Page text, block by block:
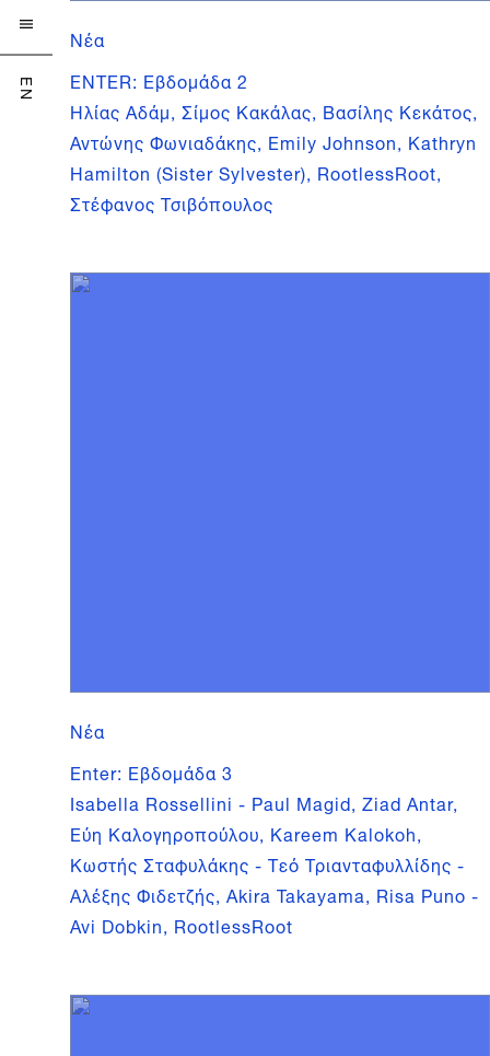

EN
Νέα
ENTER: Εβδομάδα 2
Ηλίας Αδάμ, Σίμος Κακάλας, Βασίλης Κεκάτος,
Αντώνης Φωνιαδάκης, Emily Johnson, Kathryn
Hamilton (Sister Sylvester), RootlessRoot,
Στέφανος Τσιβόπουλος
Νέα
Enter: Εβδομάδα 3
Isabella Rossellini - Paul Magid, Ziad Antar,
Εύη Καλογηροπούλου, Kareem Kalokoh,
Κωστής Σταφυλάκης - Τεό Τριανταφυλλίδης -
Αλέξης Φιδετζής, Akira Takayama, Risa Puno -
Avi Dobkin, RootlessRoot